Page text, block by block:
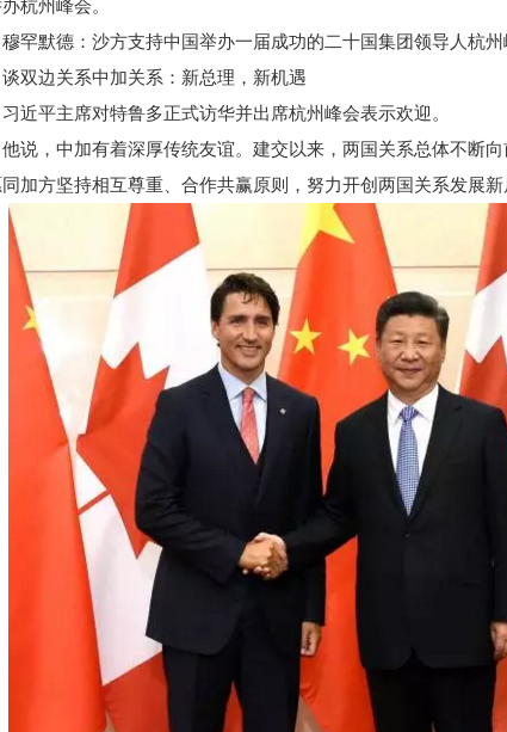
杭州峰会。
穆罕默德：沙方支持中国举办一届成功的二十国集团领导人杭州
谈双边关系中加关系：新总理，新机遇
习近平主席对特鲁多正式访华并出席杭州峰会表示欢迎。
他说，中加有着深厚传统友谊。建交以来，两国关系总体不断
加方坚持相互尊重、合作共赢原则，努力开创两国关系发展新